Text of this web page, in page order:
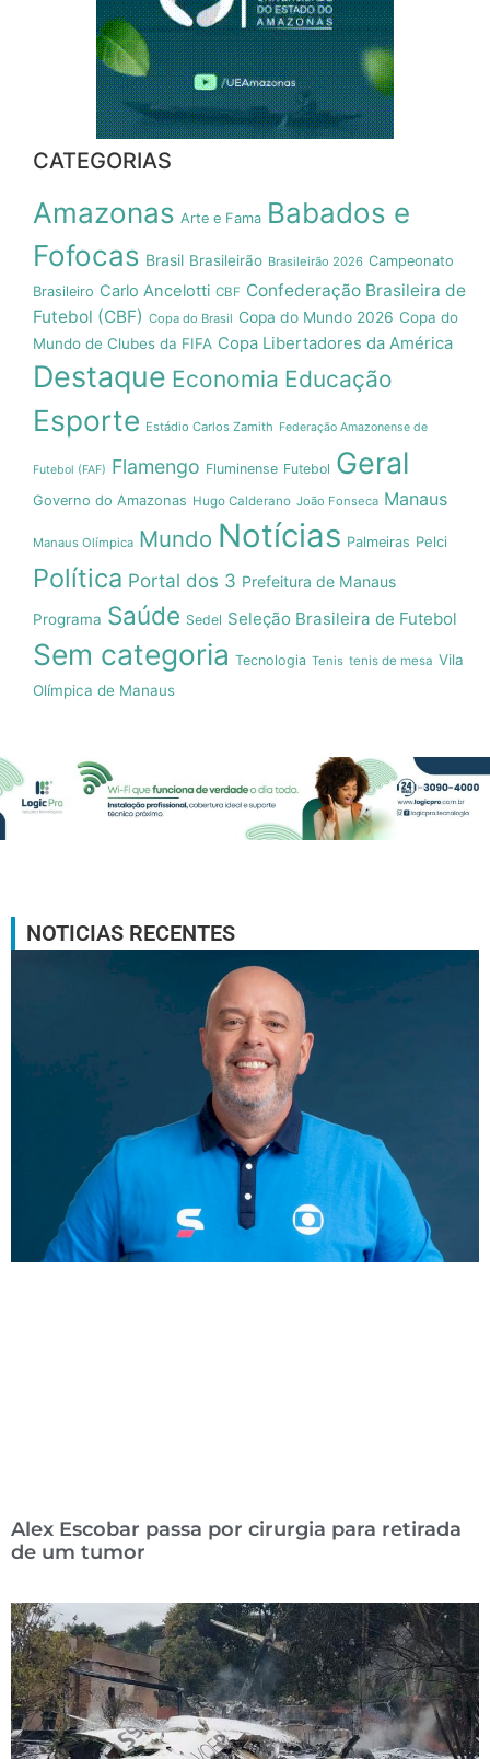
CATEGORIAS
Amazonas Arte e Fama Babados e
Fofocas Brasil Brasileirão Brasileirão 2026 Campeonato
Brasileiro Carlo Ancelotti CBF Confederação Brasileira de
Futebol (CBF) Copa do Brasil Copa do Mundo 2026 Copa do
Mundo de Clubes da FIFA Copa Libertadores da América
Destaque Economia Educação
Esporte Estádio Carlos Zamith Federação Amazonense de
Futebol (FAF) Flamengo Fluminense Futebol Geral
Governo do Amazonas Hugo Calderano João Fonseca Manaus
Manaus Olímpica Mundo Notícias Palmeiras Pelci
Política Portal dos 3 Prefeitura de Manaus
Programa Saúde Sedel Seleção Brasileira de Futebol
Sem categoria Tecnologia Tenis tenis de mesa Vila
Olímpica de Manaus
NOTICIAS RECENTES
Alex Escobar passa por cirurgia para retirada
de um tumor